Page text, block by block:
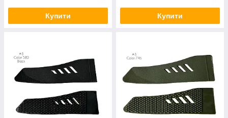
Купити Купити